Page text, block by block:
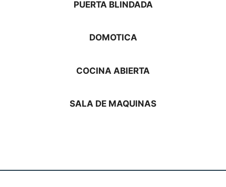
PUERTA BLINDADA
DOMOTICA
COCINA ABIERTA
SALA DE MAQUINAS